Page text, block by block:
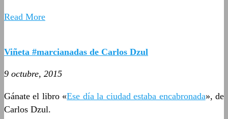
Read More
Viñeta #marcianadas de Carlos Dzul
9 octubre, 2015
Gánate el libro «Ese día la ciudad estaba encabronada», de
Carlos Dzul.